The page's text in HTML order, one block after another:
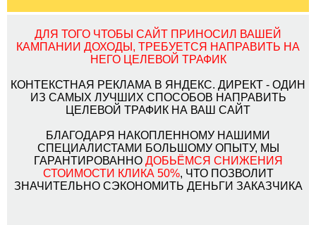
ДЛЯ ТОГО ЧТОБЫ САЙТ ПРИНОСИЛ ВАШЕЙ
КАМПАНИИ ДОХОДЫ, ТРЕБУЕТСЯ НАПРАВИТЬ НА
НЕГО ЦЕЛЕВОЙ ТРАФИК
КОНТЕКСТНАЯ РЕКЛАМА В ЯНДЕКС. ДИРЕКТ - ОДИН
ИЗ САМЫХ ЛУЧШИХ СПОСОБОВ НАПРАВИТЬ
ЦЕЛЕВОЙ ТРАФИК НА ВАШ САЙТ
БЛАГОДАРЯ НАКОПЛЕННОМУ НАШИМИ
СПЕЦИАЛИСТАМИ БОЛЬШОМУ ОПЫТУ, МЫ
ГАРАНТИРОВАННО ДОБЬЁМСЯ СНИЖЕНИЯ
СТОИМОСТИ КЛИКА 50%, ЧТО ПОЗВОЛИТ
ЗНАЧИТЕЛЬНО СЭКОНОМИТЬ ДЕНЬГИ ЗАКАЗЧИКА